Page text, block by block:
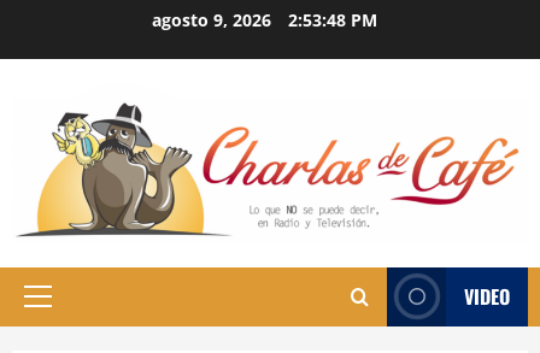
agosto 9, 2026 2:53:48 PM
Primary
VIDEO